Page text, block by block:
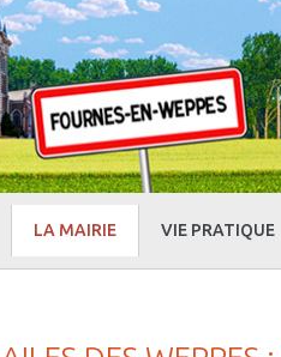
LA MAIRIE VIE PRATIQUE